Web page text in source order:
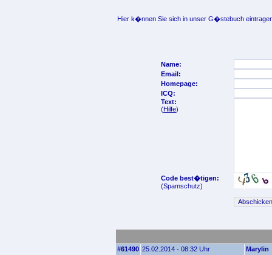
Hier k�nnen Sie sich in unser G�stebuch
Name:
Email:
Homepage:
ICQ:
Text:
(Hilfe)
Code best�tigen:
(Spamschutz)
#61490 25.02.2014 - 08:32 Uhr Marylin